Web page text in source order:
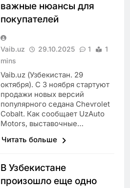
важные нюансы для
покупателей
Vaib.uz 29.10.2025 1
1
mins
Vaib.uz (Узбекистан. 29
октября). С 3 ноября стартуют
продажи новых версий
популярного седана Chevrolet
Cobalt. Как сообщает UzAuto
Motors, выставочные…
Читать больше
В Узбекистане
произошло еще одно